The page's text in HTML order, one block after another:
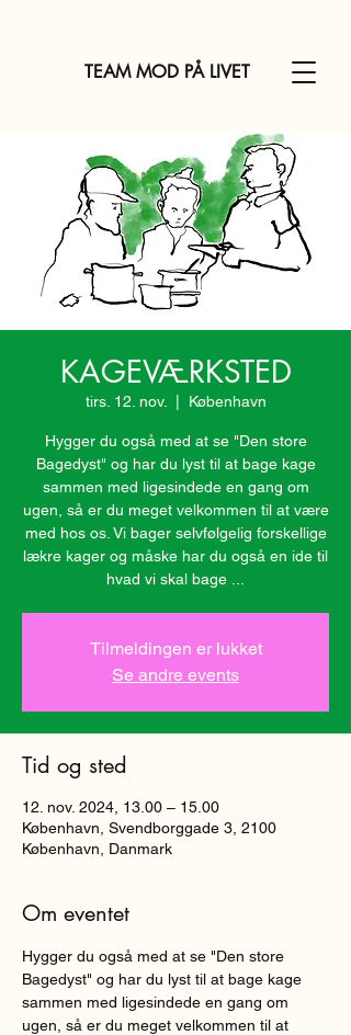
TEAM MOD PÅ LIVET
KAGEVÆRKSTED
tirs. 12. nov. København
Hygger du også med at se "Den store
Bagedyst" og har du lyst til at bage kage
sammen med ligesindede en gang om
ugen, så er du meget velkommen til at være
med hos os. Vi bager selvfølgelig forskellige
lækre kager og måske har du også en ide til
hvad vi skal bage ...
Tilmeldingen er lukket
Se andre events
Tid og sted
12. nov. 2024, 13.00 – 15.00
København, Svendborggade 3, 2100
København, Danmark
Om eventet
Hygger du også med at se "Den store
Bagedyst" og har du lyst til at bage kage
sammen med ligesindede en gang om
ugen, så er du meget velkommen til at